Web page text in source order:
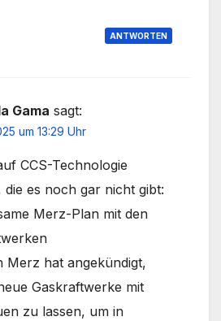
ANTWORTEN
Gama sagt:
um 13:29 Uhr
CCS-Technologie
die es noch gar nicht gibt:
Merz-Plan mit den
Merz hat angekündigt,
Gaskraftwerke mit
zu lassen, um in